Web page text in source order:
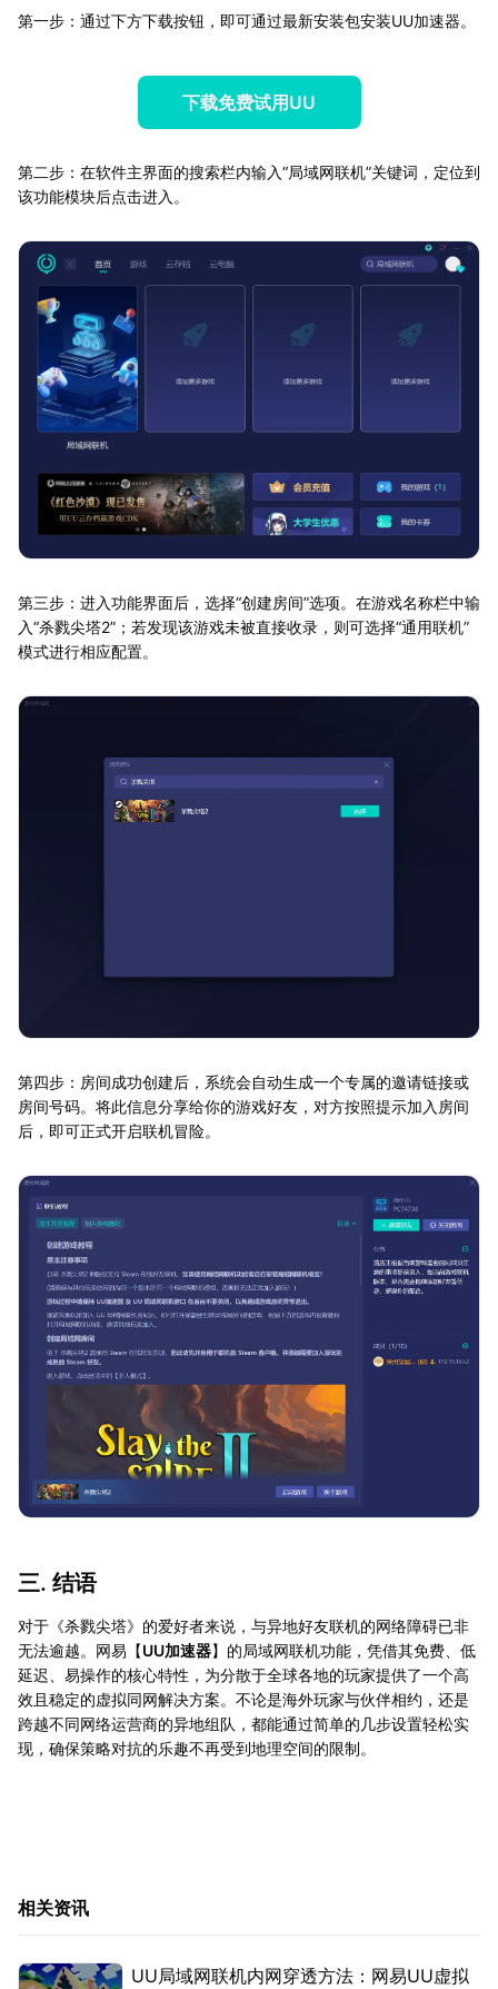
第一步：通过下方下载按钮，即可通过最新安装包安装UU加速器。
下载免费试用UU
第二步：在软件主界面的搜索栏内输入“局域网联机”关键词，定位到
该功能模块后点击进入。
第三步：进入功能界面后，选择“创建房间”选项。在游戏名称栏中输
入“杀戮尖塔2”；若发现该游戏未被直接收录，则可选择“通用联机”
模式进行相应配置。
第四步：房间成功创建后，系统会自动生成一个专属的邀请链接或
房间号码。将此信息分享给你的游戏好友，对方按照提示加入房间
后，即可正式开启联机冒险。
三. 结语
对于《杀戮尖塔》的爱好者来说，与异地好友联机的网络障碍已非
无法逾越。网易【UU加速器】的局域网联机功能，凭借其免费、低
延迟、易操作的核心特性，为分散于全球各地的玩家提供了一个高
效且稳定的虚拟同网解决方案。不论是海外玩家与伙伴相约，还是
跨越不同网络运营商的异地组队，都能通过简单的几步设置轻松实
现，确保策略对抗的乐趣不再受到地理空间的限制。
相关资讯
UU局域网联机内网穿透方法：网易UU虚拟